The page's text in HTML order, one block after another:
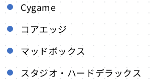
Cygame
コアエッジ
マッドボックス
スタジオ・ハードデラックス